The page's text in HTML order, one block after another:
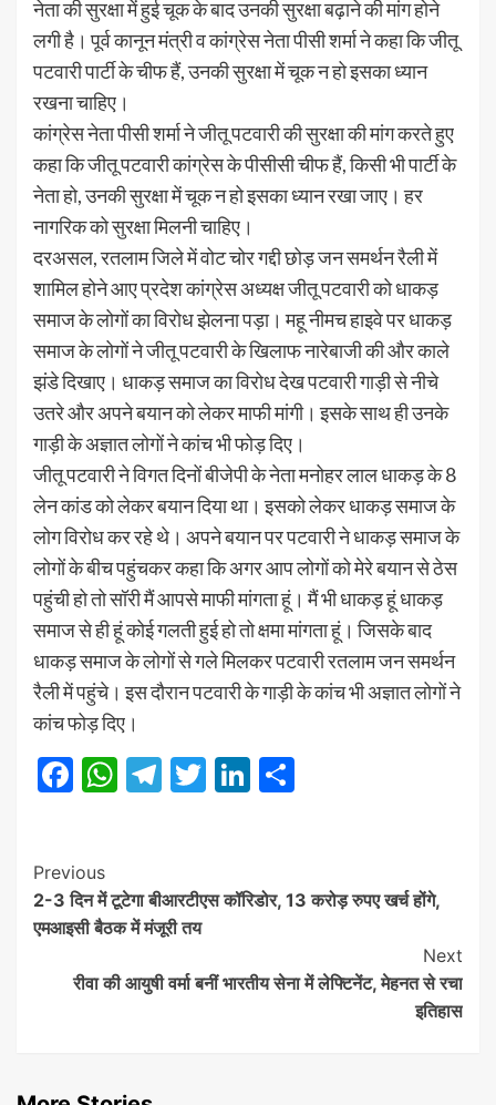
नेता की सुरक्षा में हुई चूक के बाद उनकी सुरक्षा बढ़ाने की मांग होने
लगी है। पूर्व कानून मंत्री व कांग्रेस नेता पीसी शर्मा ने कहा कि जीतू
पटवारी पार्टी के चीफ हैं, उनकी सुरक्षा में चूक न हो इसका ध्यान
रखना चाहिए।
कांग्रेस नेता पीसी शर्मा ने जीतू पटवारी की सुरक्षा की मांग करते हुए
कहा कि जीतू पटवारी कांग्रेस के पीसीसी चीफ हैं, किसी भी पार्टी के
नेता हो, उनकी सुरक्षा में चूक न हो इसका ध्यान रखा जाए। हर
नागरिक को सुरक्षा मिलनी चाहिए।
दरअसल, रतलाम जिले में वोट चोर गद्दी छोड़ जन समर्थन रैली में
शामिल होने आए प्रदेश कांग्रेस अध्यक्ष जीतू पटवारी को धाकड़
समाज के लोगों का विरोध झेलना पड़ा। महू नीमच हाइवे पर धाकड़
समाज के लोगों ने जीतू पटवारी के खिलाफ नारेबाजी की और काले
झंडे दिखाए। धाकड़ समाज का विरोध देख पटवारी गाड़ी से नीचे
उतरे और अपने बयान को लेकर माफी मांगी। इसके साथ ही उनके
गाड़ी के अज्ञात लोगों ने कांच भी फोड़ दिए।
जीतू पटवारी ने विगत दिनों बीजेपी के नेता मनोहर लाल धाकड़ के 8
लेन कांड को लेकर बयान दिया था। इसको लेकर धाकड़ समाज के
लोग विरोध कर रहे थे। अपने बयान पर पटवारी ने धाकड़ समाज के
लोगों के बीच पहुंचकर कहा कि अगर आप लोगों को मेरे बयान से ठेस
पहुंची हो तो सॉरी मैं आपसे माफी मांगता हूं। मैं भी धाकड़ हूं धाकड़
समाज से ही हूं कोई गलती हुई हो तो क्षमा मांगता हूं। जिसके बाद
धाकड़ समाज के लोगों से गले मिलकर पटवारी रतलाम जन समर्थन
रैली में पहुंचे। इस दौरान पटवारी के गाड़ी के कांच भी अज्ञात लोगों ने
कांच फोड़ दिए।
Facebook
WhatsApp
Telegram
TwitterLinkedIn
Post
Navigation
Previous
2-3 दिन में टूटेगा बीआरटीएस कॉरिडोर, 13 करोड़ रुपए खर्च होंगे,
एमआइसी बैठक में मंजूरी तय
Next
रीवा की आयुषी वर्मा बनीं भारतीय सेना में लेफ्टिनेंट, मेहनत से रचा
इतिहास